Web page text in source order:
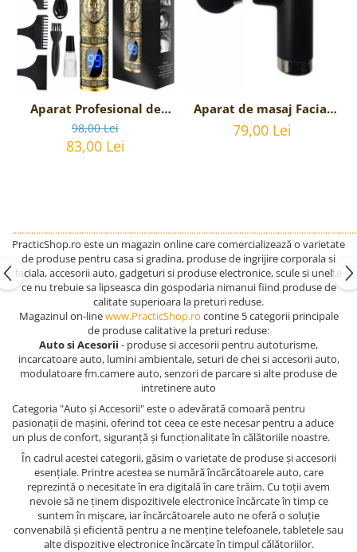
Aparat Profesional de
tuns barba sau parul
98,00 Lei
83,00 Lei
Aparat de masaj Facial
Gun Impact Mini-KH 550
- Negru
79,00 Lei
PracticShop.ro este un magazin online care comercializează o varietate
de produse pentru casa si gradina, produse de ingrijire corporala si
faciala, accesorii auto, gadgeturi si produse electronice, scule si unelte
ce nu trebuie sa lipseasca din gospodaria nimanui fiind produse de
calitate superioara la preturi reduse.
Magazinul on-linewww.PracticShop.ro contine 5 categorii principale
de produse calitative la preturi reduse:
Auto si Acesorii - produse si accesorii pentru autoturisme,
incarcatoare auto, lumini ambientale, seturi de chei si accesorii auto,
modulatoare fm.camere auto, senzori de parcare si alte produse de
intretinere auto
Categoria "Auto și Accesorii" este o adevărată comoară pentru
pasionații de mașini, oferind tot ceea ce este necesar pentru a aduce
un plus de confort, siguranță și funcționalitate în călătoriile noastre.
În cadrul acestei categorii, găsim o varietate de produse și accesorii
esențiale. Printre acestea se numără încărcătoarele auto, care
reprezintă o necesitate în era digitală în care trăim. Cu toții avem
nevoie să ne ținem dispozitivele electronice încărcate în timp ce
suntem în mișcare, iar încărcătoarele auto ne oferă o soluție
convenabilă și eficientă pentru a ne menține telefoanele, tabletele sau
alte dispozitive electronice încărcate în timpul călătoriilor.